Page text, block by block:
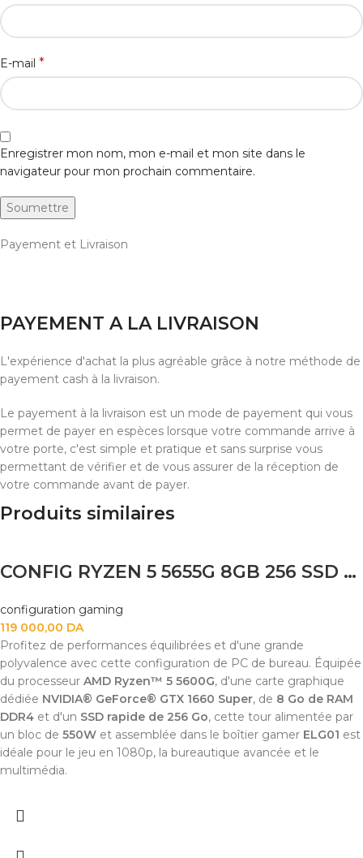
E-mail *
Enregistrer mon nom, mon e-mail et mon site dans le
navigateur pour mon prochain commentaire.
Payement et Livraison
PAYEMENT A LA LIVRAISON
L'expérience d'achat la plus agréable grâce à notre méthode de
payement cash à la livraison.
Le payement à la livraison est un mode de payement qui vous
permet de payer en espèces lorsque votre commande arrive à
votre porte, c'est simple et pratique et sans surprise vous
permettant de vérifier et de vous assurer de la réception de
votre commande avant de payer.
Produits similaires
CONFIG RYZEN 5 5655G 8GB 256 SSD GTX 1660 PSU MAGMA 550W CASE MAGMA ELG01 MB A520
configuration gaming
119 000,00 DA
Profitez de performances équilibrées et d'une grande
polyvalence avec cette configuration de PC de bureau. Équipée
du processeur AMD Ryzen™ 5 5600G, d'une carte graphique
dédiée NVIDIA® GeForce® GTX 1660 Super, de 8 Go de RAM
DDR4 et d'un SSD rapide de 256 Go, cette tour alimentée par
un bloc de 550W et assemblée dans le boîtier gamer ELG01 est
idéale pour le jeu en 1080p, la bureautique avancée et le
multimédia.